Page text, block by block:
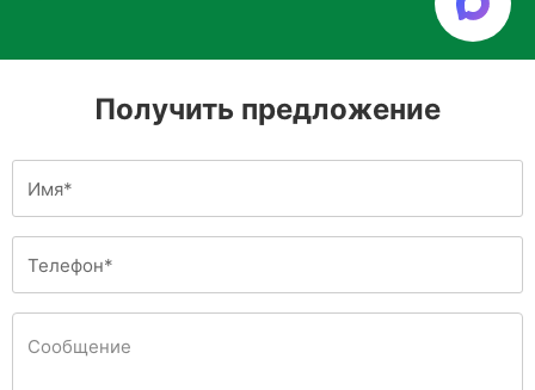
Получить предложение